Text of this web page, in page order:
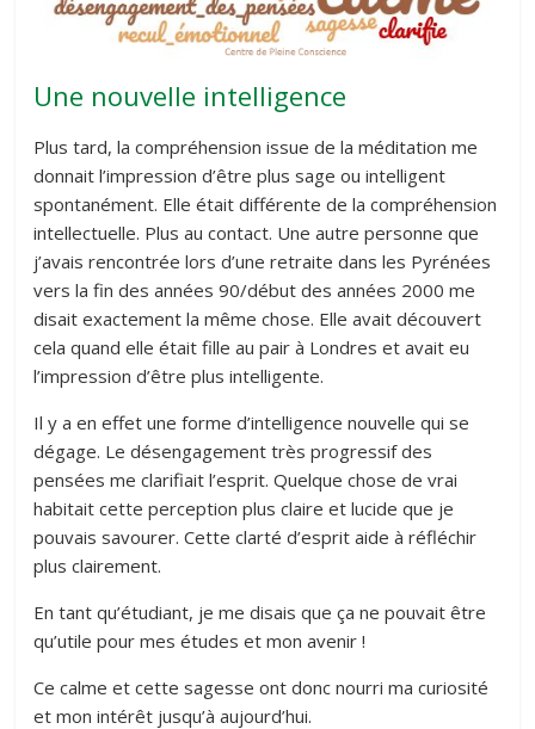
Une nouvelle intelligence
Plus tard, la compréhension issue de la méditation me
donnait l’impression d’être plus sage ou intelligent
spontanément. Elle était différente de la compréhension
intellectuelle. Plus au contact. Une autre personne que
j’avais rencontrée lors d’une retraite dans les Pyrénées
vers la fin des années 90/début des années 2000 me
disait exactement la même chose. Elle avait découvert
cela quand elle était fille au pair à Londres et avait eu
l’impression d’être plus intelligente.
Il y a en effet une forme d’intelligence nouvelle qui se
dégage. Le désengagement très progressif des
pensées me clarifiait l’esprit. Quelque chose de vrai
habitait cette perception plus claire et lucide que je
pouvais savourer. Cette clarté d’esprit aide à réfléchir
plus clairement.
En tant qu’étudiant, je me disais que ça ne pouvait être
qu’utile pour mes études et mon avenir !
Ce calme et cette sagesse ont donc nourri ma curiosité
et mon intérêt jusqu’à aujourd’hui.